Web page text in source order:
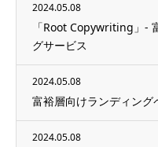
2024.05.08
「Root Copywriting」-
グサービス
2024.05.08
富裕層向けランディング
2024.05.08